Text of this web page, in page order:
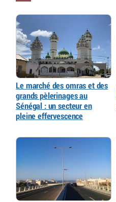
Le marché des omras et des
grands pèlerinages au
Sénégal : un secteur en
pleine effervescence